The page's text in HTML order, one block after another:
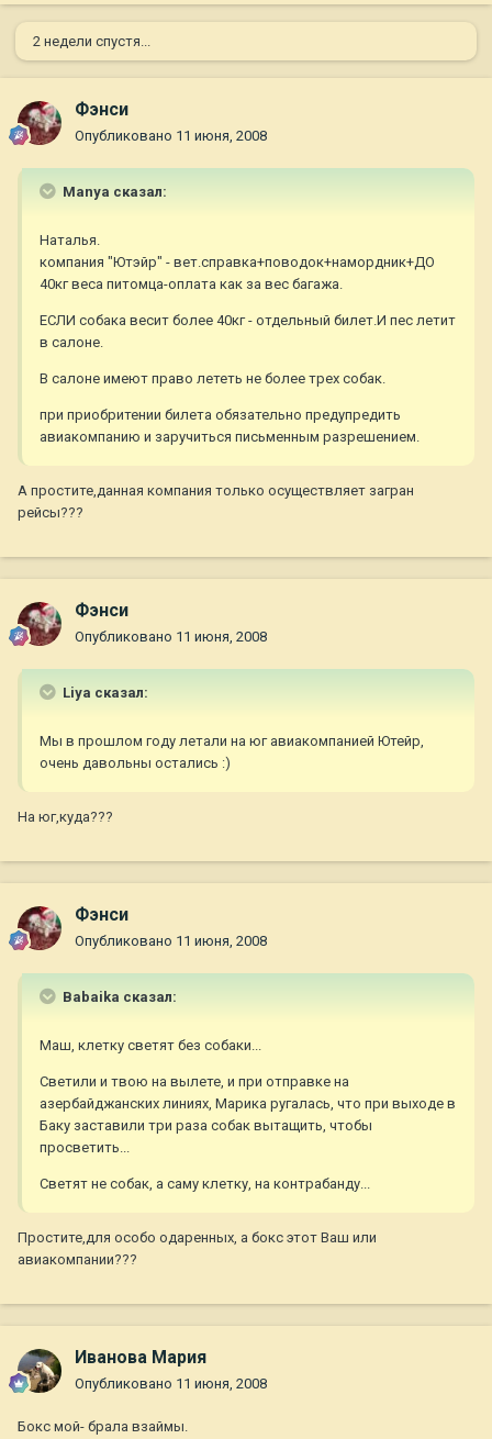
2 недели спустя...
Фэнси
Опубликовано 11 июня, 2008
Manya сказал:
Наталья.
компания "Ютэйр" - вет.справка+поводок+намордник+ДО
40кг веса питомца-оплата как за вес багажа.
ЕСЛИ собака весит более 40кг - отдельный билет.И пес летит
в салоне.
В салоне имеют право лететь не более трех собак.
при приобритении билета обязательно предупредить
авиакомпанию и заручиться письменным разрешением.
А простите,данная компания только осуществляет загран
рейсы???
Фэнси
Опубликовано 11 июня, 2008
Liya сказал:
Мы в прошлом году летали на юг авиакомпанией Ютейр,
очень давольны остались :)
На юг,куда???
Фэнси
Опубликовано 11 июня, 2008
Babaika сказал:
Маш, клетку светят без собаки...
Светили и твою на вылете, и при отправке на
азербайджанских линиях, Марика ругалась, что при выходе в
Баку заставили три раза собак вытащить, чтобы
просветить...
Светят не собак, а саму клетку, на контрабанду...
Простите,для особо одаренных, а бокс этот Ваш или
авиакомпании???
Иванова Мария
Опубликовано 11 июня, 2008
Бокс мой- брала взаймы.